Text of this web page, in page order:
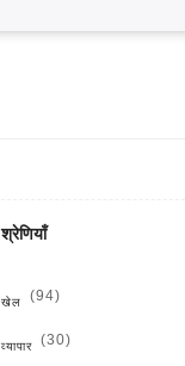
श्रेणियाँ
खेल (94)
व्यापार (30)